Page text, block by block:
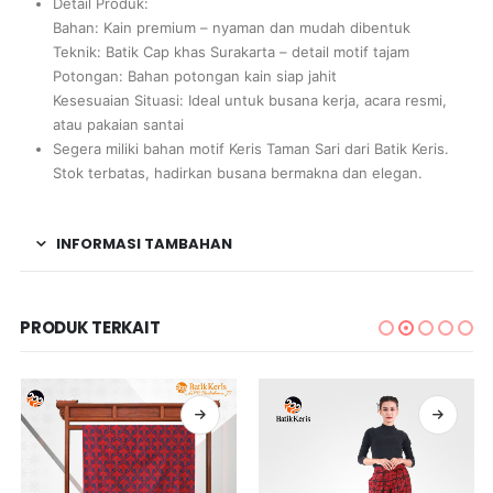
Bahan: Kain premium – nyaman dan mudah dibentuk
Teknik: Batik Cap khas Surakarta – detail motif tajam
Potongan: Bahan potongan kain siap jahit
Kesesuaian Situasi: Ideal untuk busana kerja, acara resmi,
atau pakaian santai
Segera miliki bahan motif Keris Taman Sari dari Batik Keris.
Stok terbatas, hadirkan busana bermakna dan elegan.
INFORMASI TAMBAHAN
PRODUK TERKAIT